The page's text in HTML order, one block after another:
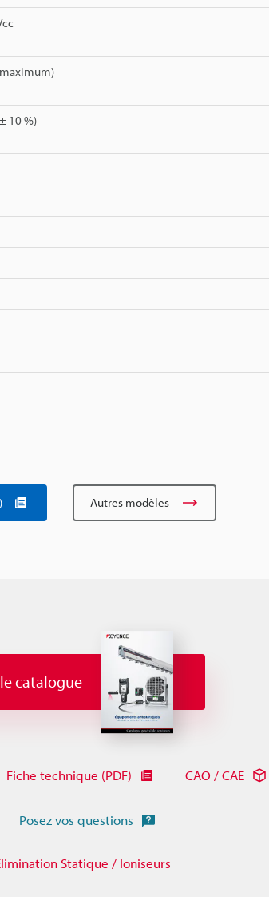
10 %)
Autres modèles
catalogue
Fiche technique (PDF) CAO / CAE
Posez vos questions
Statique / Ioniseurs